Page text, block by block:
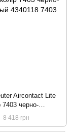
Aircontact Lite
7403 черно-
8 418 грн